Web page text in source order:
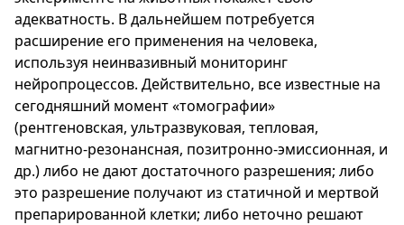
адекватность. В дальнейшем потребуется
расширение его применения на человека,
используя неинвазивный мониторинг
нейропроцессов. Действительно, все известные на
сегодняшний момент «томографии»
(рентгеновская, ультразвуковая, тепловая,
магнитно-резонансная, позитронно-эмиссионная, и
др.) либо не дают достаточного разрешения; либо
это разрешение получают из статичной и мертвой
препарированной клетки; либо неточно решают